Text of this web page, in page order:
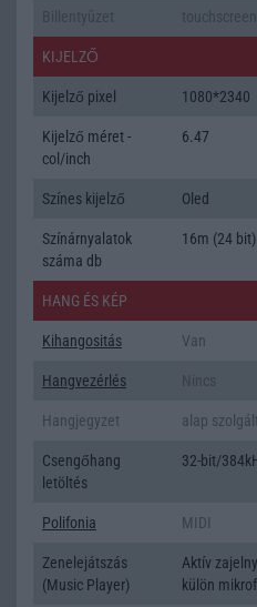
KIJELZŐ
Kijelző pixel 1080*2340
Kijelző méret -
col/inch
6.47
Színes kijelző Oled
Színárnyalatok
száma db
16m (24 bit)
HANG ÉS KÉP
Kihangositás Van
Hangvezérlés
Hangjegyzet alap
Csengőhang
letöltés
32-bit/
Polifonia MIDI
Zenelejátszás
(Music Player)
Aktív
külön